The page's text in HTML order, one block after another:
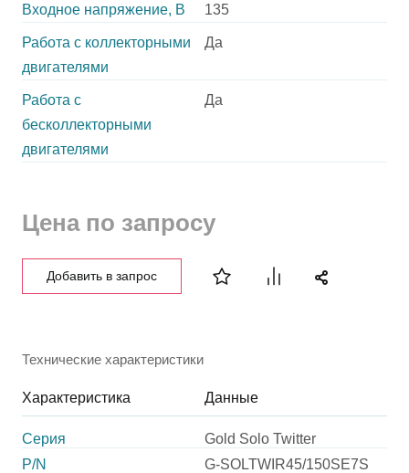
Входное напряжение, В 135
Работа с коллекторными
двигателями
Да
Работа с
бесколлекторными
двигателями
Да
Цена по запросу
Добавить в запрос
Технические характеристики
Характеристика Данные
Серия
Gold Solo Twitter
P/N
G-SOLTWIR45/150SE7S